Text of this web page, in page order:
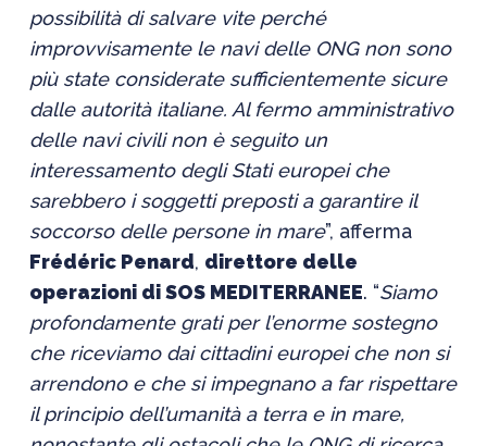
possibilità di salvare vite perché
improvvisamente le navi delle ONG non sono
più state considerate sufficientemente sicure
dalle autorità italiane. Al fermo amministrativo
delle navi civili non è seguito un
interessamento degli Stati europei che
sarebbero i soggetti preposti a garantire il
soccorso delle persone in mare”, afferma
Frédéric Penard, direttore delle
operazioni di SOS MEDITERRANEE. “Siamo
profondamente grati per l’enorme sostegno
che riceviamo dai cittadini europei che non si
arrendono e che si impegnano a far rispettare
il principio dell’umanità a terra e in mare,